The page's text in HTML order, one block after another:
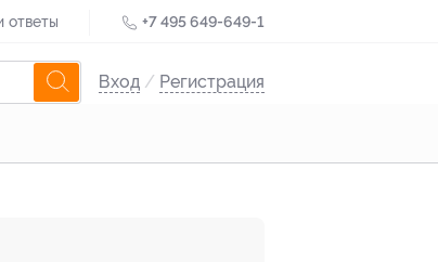
ответы +7 495 649-649-1
Вход / Регистрация